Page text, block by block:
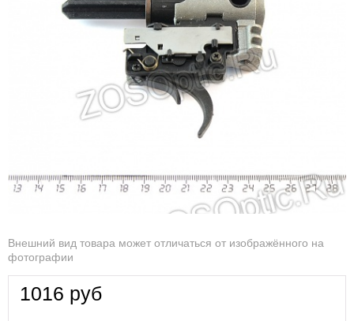
Внешний вид товара может отличаться от изображённого на
фотографии
1016 руб